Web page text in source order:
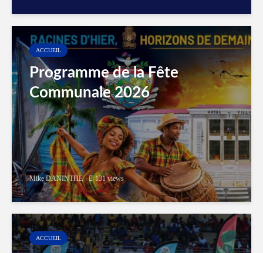
ACCUEIL
Programme de la Fête
Communale 2026
Mike DANINTHE 131 views
ACCUEIL